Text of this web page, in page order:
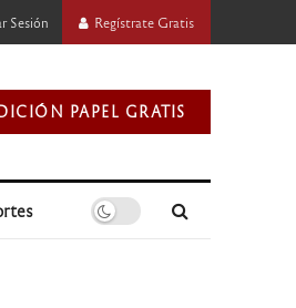
Sesión Regístrate Gratis
PAPEL GRATIS